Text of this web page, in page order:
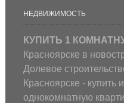
НЕДВИЖИМОСТЬ
КУПИТЬ 1
Красноярске в
Долевое
Красноярске - купить
однокомнатную